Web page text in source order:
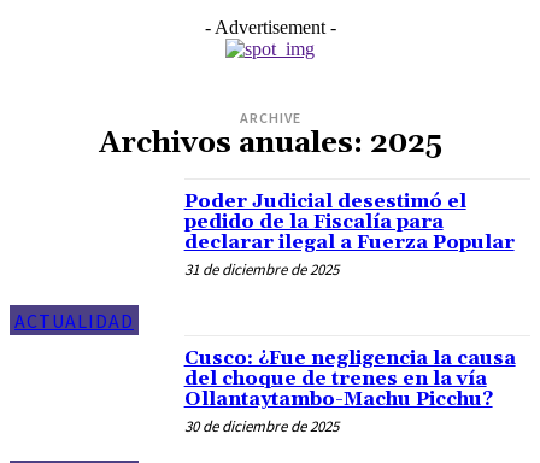
- Advertisement -
ARCHIVE
Archivos anuales: 2025
ACTUALIDAD
Poder Judicial desestimó el
pedido de la Fiscalía para
declarar ilegal a Fuerza Popular
31 de diciembre de 2025
Cusco: ¿Fue negligencia la causa
del choque de trenes en la vía
Ollantaytambo-Machu Picchu?
30 de diciembre de 2025